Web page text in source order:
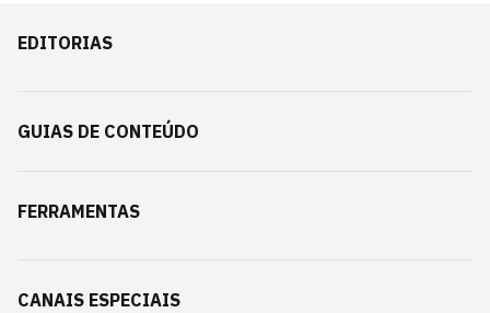
EDITORIAS
GUIAS DE CONTEÚDO
FERRAMENTAS
CANAIS ESPECIAIS